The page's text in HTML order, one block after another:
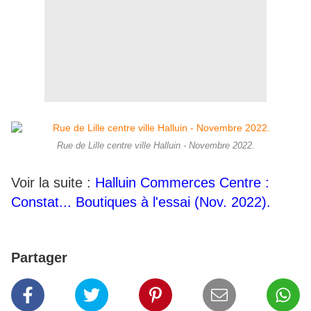
Rue de Lille centre ville Halluin - Novembre 2022.
Voir la suite : Halluin Commerces Centre :
Constat... Boutiques à l'essai (Nov. 2022).
Partager